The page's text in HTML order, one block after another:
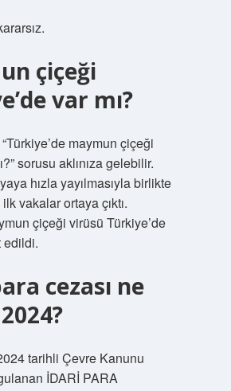
çiçeği
var mı?
maymun çiçeği
sorusu aklınıza gelebilir.
hızla yayılmasıyla birlikte
vakalar ortaya çıktı.
çiçeği virüsü Türkiye’de
edildi.
cezası ne
tarihli Çevre Kanunu
İDARİ PARA